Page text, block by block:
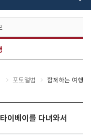
포토앨범 함께하는 여행
이베이를 다녀와서